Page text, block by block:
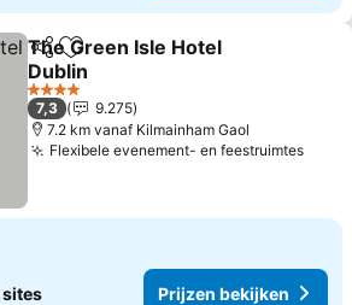
DelenToevoegen aan favorieten
The Green Isle Hotel
Dublin
Prijzen bekijken
4 Sterren
7,3
9.275
7.2 km vanaf Kilmainham Gaol
Flexibele evenement- en feestruimtes
sites Prijzen bekijken